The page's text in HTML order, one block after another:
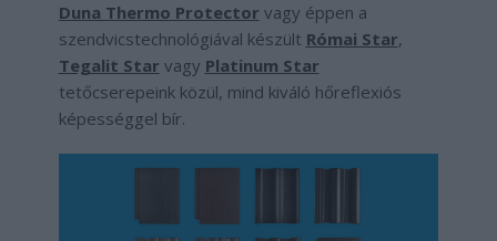
Duna Thermo Protector vagy éppen a
szendvicstechnológiával készült Római Star,
Tegalit Star vagy Platinum Star
tetőcserepeink közül, mind kiváló hőreflexiós
képességgel bír.